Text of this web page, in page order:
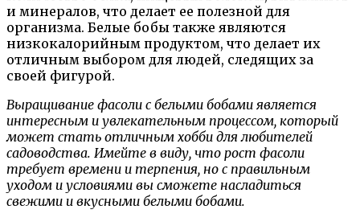
и минералов, что делает ее полезной для
организма. Белые бобы также являются
низкокалорийным продуктом, что делает их
отличным выбором для людей, следящих за
своей фигурой.
Выращивание фасоли с белыми бобами является
интересным и увлекательным процессом, который
может стать отличным хобби для любителей
садоводства. Имейте в виду, что рост фасоли
требует времени и терпения, но с правильным
уходом и условиями вы сможете насладиться
свежими и вкусными белыми бобами.